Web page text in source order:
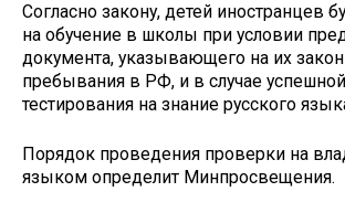
Согласно закону, детей иностранцев
на обучение в школы при условии
документа, указывающего на их
пребывания в РФ, и в случае
тестирования на знание русского
Порядок проведения проверки на
языком определит Минпросвещения.